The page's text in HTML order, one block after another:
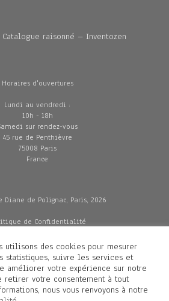
raisonné – Inventozen
Horaires d'ouvertures
Lundi au vendredi :
10h - 18h
sur rendez-vous
45 rue de Penthièvre
75008 Paris
France
de Polignac, Paris, 2026
de Confidentialité
Mentions légales
Livraisons
Contacts
utilisons des cookies pour mesurer
statistiques, suivre les services et
améliorer votre expérience sur notre
retirer votre consentement à tout
nous vous renvoyons à notre